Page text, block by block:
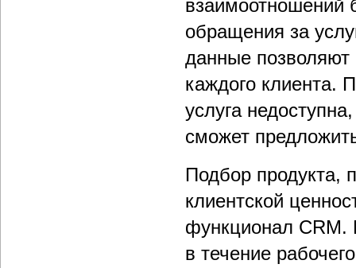
взаимоотношений
обращения за
данные позволяют
каждого клиента.
услуга
сможет
Подбор продукта,
клиентской
функционал CRM.
в течение